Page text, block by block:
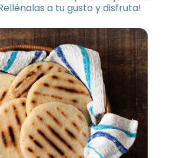
a tu gusto y disfruta!